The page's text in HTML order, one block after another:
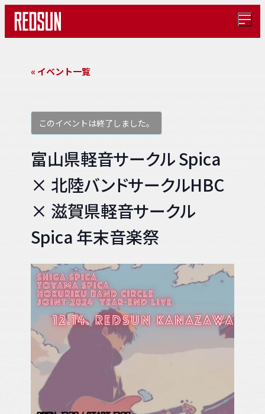
メ
« イベント一覧
このイベントは終了しました。
富山県軽音サークル Spica
× 北陸バンドサークルHBC
× 滋賀県軽音サークル
Spica 年末音楽祭